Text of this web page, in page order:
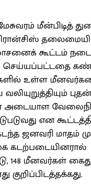
மீன்பிடித்
கூட்டம்
உள்ள
அடையாள
என
ஜனவரி மாதம்
கடற்படையினரால்
148 மீனவர்கள்